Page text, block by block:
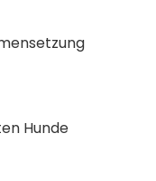
Hunde